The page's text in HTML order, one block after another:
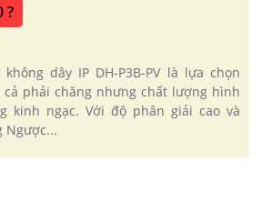
?
dây IP DH-P3B-PV là lựa chọn
cả phải chăng nhưng chất lượng hình
kinh ngạc. Với độ phân giải cao và
Ngược...